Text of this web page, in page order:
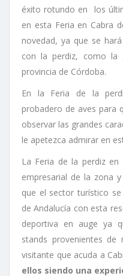
éxito rotundo en los
en esta Feria en Cabra
novedad, ya que se
con la perdiz, como la
provincia de Córdoba.
En la Feria de la
probadero de aves para
observar las grandes
le apetezca admirar en
La Feria de la perdiz
empresarial de la zona
que el sector turístico
de Andalucía con esta
deportiva en auge ya
stands provenientes de
visitante que acuda a
ellos siendo una